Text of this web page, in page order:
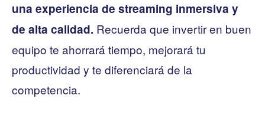
una experiencia de streaming inmersiva y
de alta calidad. Recuerda que invertir en buen
equipo te ahorrará tiempo, mejorará tu
productividad y te diferenciará de la
competencia.